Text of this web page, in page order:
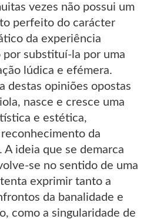
vezes não possui um
perfeito do carácter
da experiência
substituí-la por uma
lúdica e efémera.
destas opiniões opostas
nasce e cresce uma
e estética,
da
ideia que se demarca
se no sentido de uma
exprimir tanto a
da banalidade e
como a singularidade de